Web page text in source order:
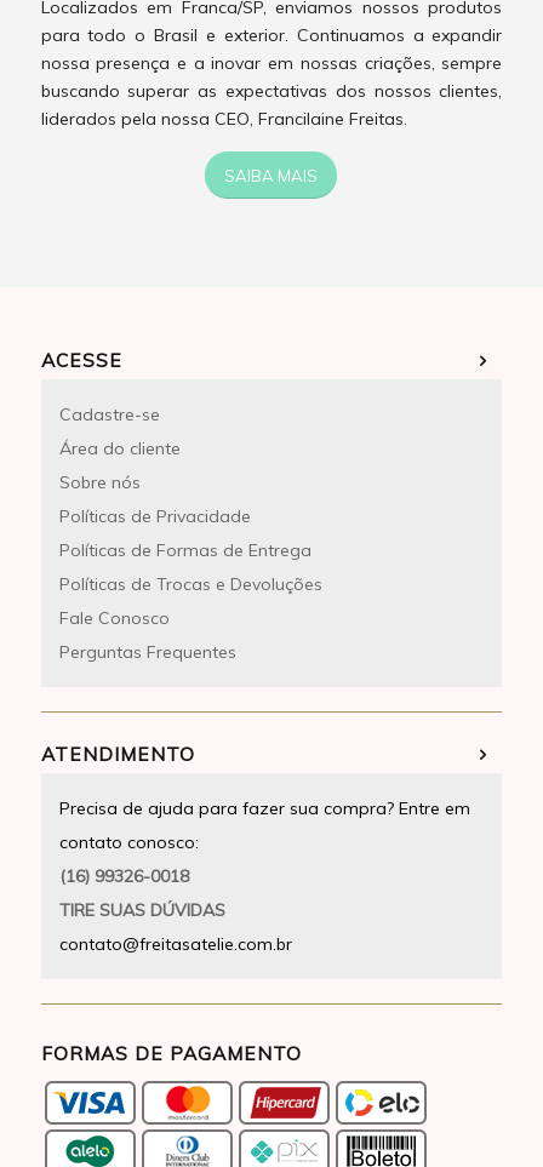
Localizados em Franca/SP, enviamos nossos produtos
para todo o Brasil e exterior. Continuamos a expandir
nossa presença e a inovar em nossas criações, sempre
buscando superar as expectativas dos nossos clientes,
liderados pela nossa CEO, Francilaine Freitas.
SAIBA MAIS
ACESSE
Cadastre-se
Área do cliente
Sobre nós
Políticas de Privacidade
Políticas de Formas de Entrega
Políticas de Trocas e Devoluções
Fale Conosco
Perguntas Frequentes
ATENDIMENTO
Precisa de ajuda para fazer sua compra? Entre em
contato conosco:
(16) 99326-0018
TIRE SUAS DÚVIDAS
contato@freitasatelie.com.br
FORMAS DE PAGAMENTO